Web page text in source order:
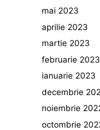
mai 2023
aprilie 2023
martie 2023
februarie 2023
ianuarie 2023
decembrie
noiembrie
octombrie